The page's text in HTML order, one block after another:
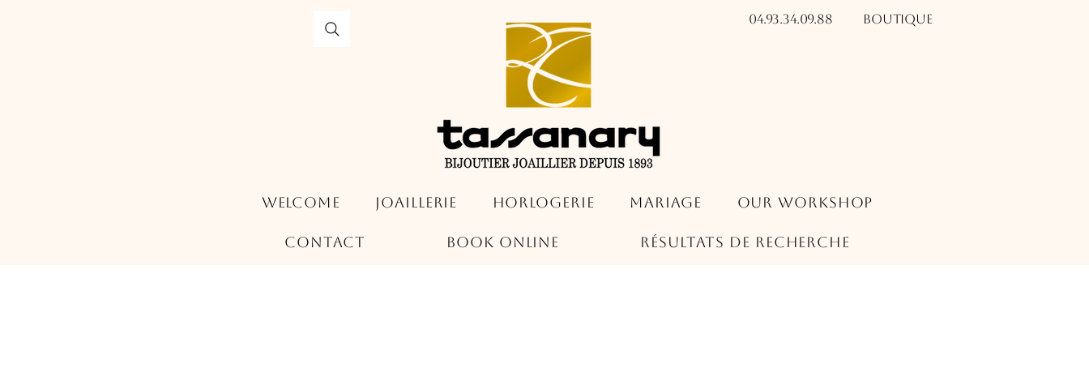
04.93.34.09.88​​ Boutique
Welcome Joaillerie Horlogerie Mariage Our Workshop
Contact Book Online Résultats de recherche